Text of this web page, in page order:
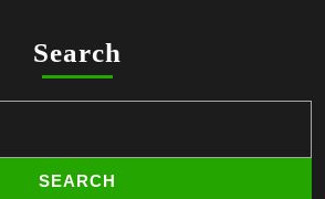
Search